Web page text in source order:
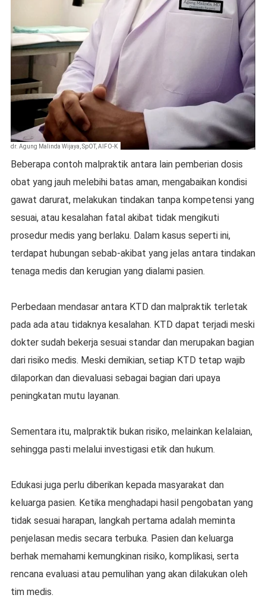
dr. Agung Malinda Wijaya, SpOT, AIFO-K
Beberapa contoh malpraktik antara lain pemberian dosis
obat yang jauh melebihi batas aman, mengabaikan kondisi
gawat darurat, melakukan tindakan tanpa kompetensi yang
sesuai, atau kesalahan fatal akibat tidak mengikuti
prosedur medis yang berlaku. Dalam kasus seperti ini,
terdapat hubungan sebab-akibat yang jelas antara tindakan
tenaga medis dan kerugian yang dialami pasien.
Perbedaan mendasar antara KTD dan malpraktik terletak
pada ada atau tidaknya kesalahan. KTD dapat terjadi meski
dokter sudah bekerja sesuai standar dan merupakan bagian
dari risiko medis. Meski demikian, setiap KTD tetap wajib
dilaporkan dan dievaluasi sebagai bagian dari upaya
peningkatan mutu layanan.
Sementara itu, malpraktik bukan risiko, melainkan kelalaian,
sehingga pasti melalui investigasi etik dan hukum.
Edukasi juga perlu diberikan kepada masyarakat dan
keluarga pasien. Ketika menghadapi hasil pengobatan yang
tidak sesuai harapan, langkah pertama adalah meminta
penjelasan medis secara terbuka. Pasien dan keluarga
berhak memahami kemungkinan risiko, komplikasi, serta
rencana evaluasi atau pemulihan yang akan dilakukan oleh
tim medis.